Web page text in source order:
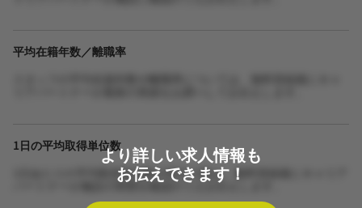
平均在籍年数／離職率
1日の平均取得単位数
1日あたりの平均取得単位数や担当人数は、無料登録後にキャリア
パートナーが施設の実態を確認のうえお伝えします。
より詳しい求人情報も
お伝えできます！